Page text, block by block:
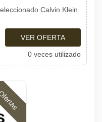
Calvin Klein
VER OFERTA
0 veces utilizado